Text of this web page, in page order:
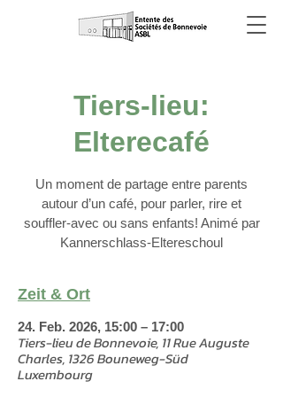
Tiers-lieu:
Elterecafé
Un moment de partage entre parents
autour d’un café, pour parler, rire et
souffler-avec ou sans enfants! Animé par
Kannerschlass-Eltereschoul
Zeit & Ort
24. Feb. 2026, 15:00 – 17:00
Tiers-lieu de Bonnevoie, 11 Rue Auguste
Charles, 1326 Bouneweg-Süd
Luxembourg